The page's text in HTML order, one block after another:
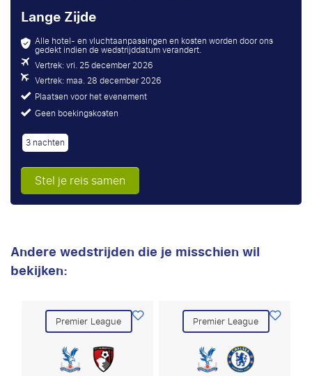
Lange Zijde
Alle hotel- en vluchtaanpassingen en kosten worden door ons
gedekt indien de wedstrijddatum verandert.
Vertrek: vri. 25 december 2026
Vertrek: maa. 28 december 2026
Plaatsen voor het evenement
Geen boekingskosten
3 nachten
Stel je reis samen
Andere wedstrijden die je misschien wil
bekijken:
Premier League Premier League